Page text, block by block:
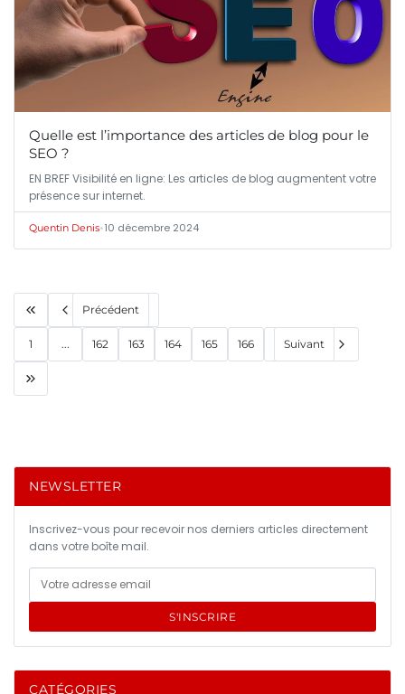
Quelle est l’importance des articles de blog pour le
SEO ?
EN BREF Visibilité en ligne: Les articles de blog augmentent votre
présence sur internet.
Quentin Denis•10 décembre 2024
Précédent
1 ... 162 163 164 165 166 Suivant
NEWSLETTER
Inscrivez-vous pour recevoir nos derniers articles directement
dans votre boîte mail.
S'INSCRIRE
CATÉGORIES